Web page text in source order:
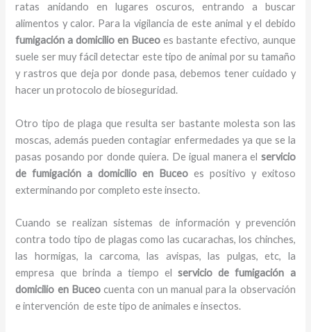
ratas anidando en lugares oscuros, entrando a buscar
alimentos y calor. Para la vigilancia de este animal y el debido
fumigación a domicilio en Buceo es bastante efectivo, aunque
suele ser muy fácil detectar este tipo de animal por su tamaño
y rastros que deja por donde pasa, debemos tener cuidado y
hacer un protocolo de bioseguridad.
Otro tipo de plaga que resulta ser bastante molesta son las
moscas, además pueden contagiar enfermedades ya que se la
pasas posando por donde quiera. De igual manera el servicio
de fumigación a domicilio en Buceoes positivo y exitoso
exterminando por completo este insecto.
Cuando se realizan sistemas de información y prevención
contra todo tipo de plagas como las cucarachas, los chinches,
las hormigas, la carcoma, las avispas, las pulgas, etc, la
empresa que brinda a tiempo elservicio de fumigación a
domicilio en Buceocuenta con un manual para la observación
e intervención de este tipo de animales e insectos.